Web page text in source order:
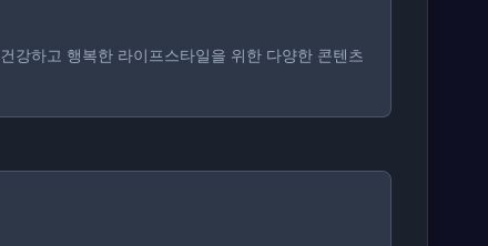
강하고 행복한 라이프스타일을 위한 다양한 콘텐츠